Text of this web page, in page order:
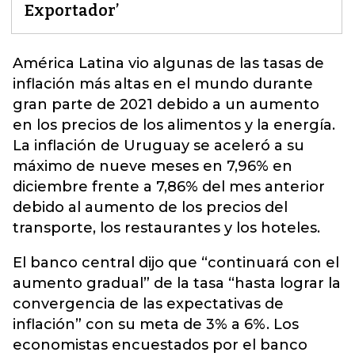
Exportador’
América Latina vio algunas de las tasas de
inflación más altas en el mundo durante
gran parte de 2021 debido a un aumento
en los precios de los alimentos y la energía.
La inflación de Uruguay se aceleró a su
máximo de nueve meses en 7,96% en
diciembre frente a 7,86% del mes anterior
debido al aumento de los precios del
transporte, los restaurantes y los hoteles.
El banco central dijo que “continuará con el
aumento gradual” de la tasa “hasta lograr la
convergencia de las expectativas de
inflación” con su meta de 3% a 6%. Los
economistas encuestados por el banco